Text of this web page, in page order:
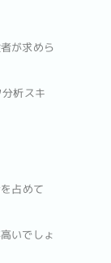
が求めら
析スキ
占めて
いでしょ